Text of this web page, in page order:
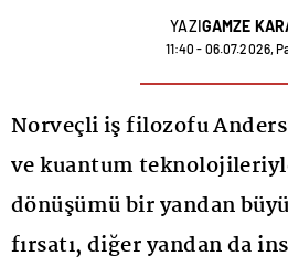
YAZIGAMZE
11:40 - 06.07.2026,
Norveçli iş filozofu
ve kuantum
dönüşümü bir yandan
fırsatı, diğer yandan da